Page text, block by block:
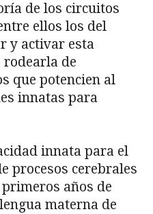
de los circuitos
ellos los del
y activar esta
rodearla de
que potencien al
innatas para
innata para el
procesos cerebrales
años de
materna de